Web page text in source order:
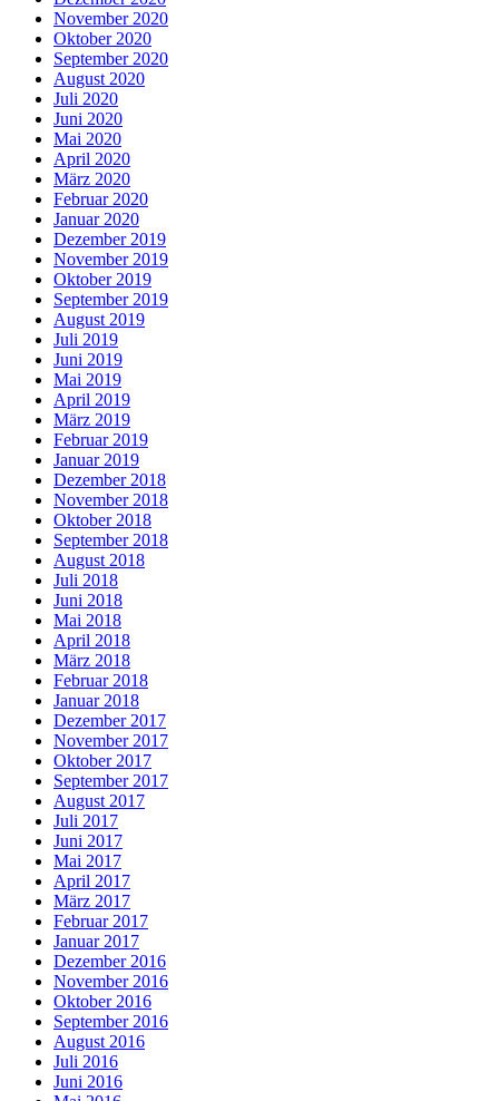
November 2020
Oktober 2020
September 2020
August 2020
Juli 2020
Juni 2020
Mai 2020
April 2020
März 2020
Februar 2020
Januar 2020
Dezember 2019
November 2019
Oktober 2019
September 2019
August 2019
Juli 2019
Juni 2019
Mai 2019
April 2019
März 2019
Februar 2019
Januar 2019
Dezember 2018
November 2018
Oktober 2018
September 2018
August 2018
Juli 2018
Juni 2018
Mai 2018
April 2018
März 2018
Februar 2018
Januar 2018
Dezember 2017
November 2017
Oktober 2017
September 2017
August 2017
Juli 2017
Juni 2017
Mai 2017
April 2017
März 2017
Februar 2017
Januar 2017
Dezember 2016
November 2016
Oktober 2016
September 2016
August 2016
Juli 2016
Juni 2016